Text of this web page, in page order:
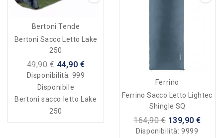
Bertoni Tende
Bertoni Sacco Letto Lake
250
49,90 € 44,90 €
Disponibilità: 999
Disponibile
Bertoni sacco letto Lake
250
Ferrino
Ferrino Sacco Letto Lightec
Shingle SQ
164,90 € 139,90 €
Disponibilità:9999